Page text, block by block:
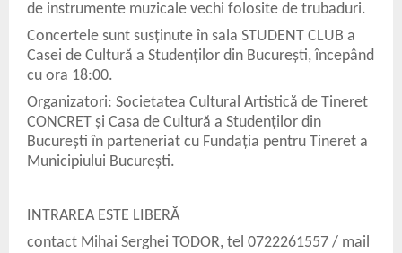
de instrumente muzicale vechi folosite de trubaduri.
Concertele sunt susținute în sala STUDENT CLUB a
Casei de Cultură a Studenților din București, începând
cu ora 18:00.
Organizatori: Societatea Cultural Artistică de Tineret
CONCRET și Casa de Cultură a Studenților din
București în parteneriat cu Fundația pentru Tineret a
Municipiului București.
INTRAREA ESTE LIBERĂ
contact Mihai Serghei TODOR, tel 0722261557 / mail